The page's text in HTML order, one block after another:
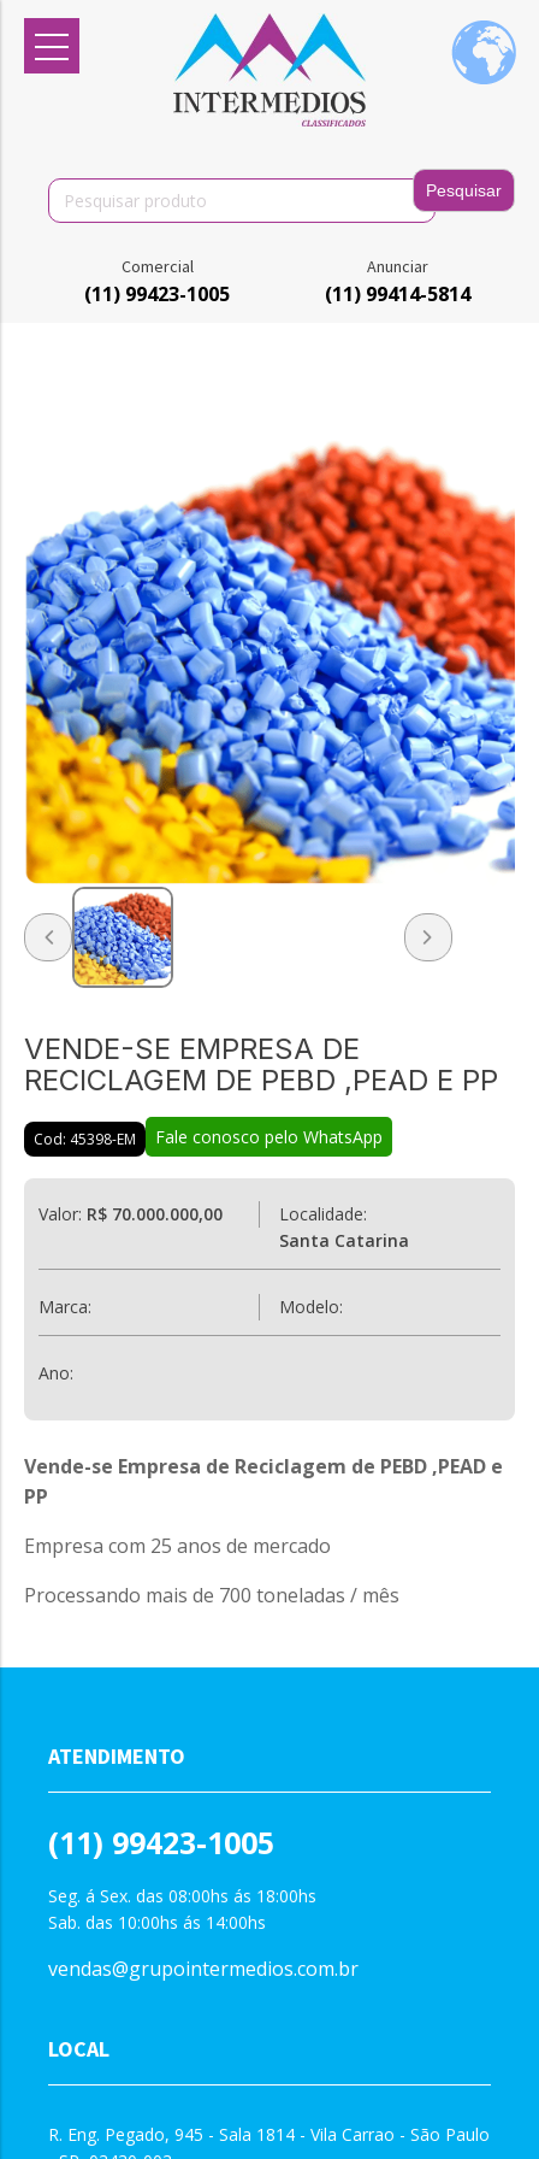
Search
for:
Comercial
(11) 99423-1005
Anunciar
(11) 99414-5814
VENDE-SE EMPRESA DE
RECICLAGEM DE PEBD ,PEAD E PP
Cod: 45398-EM Fale conosco pelo WhatsApp
Valor: R$ 70.000.000,00
Localidade:
Santa Catarina
Marca: Modelo:
Ano:
Vende-se Empresa de Reciclagem de PEBD ,PEAD e
PP
Empresa com 25 anos de mercado
Processando mais de 700 toneladas / mês
ATENDIMENTO
(11) 99423-1005
Seg. á Sex. das 08:00hs ás 18:00hs
Sab. das 10:00hs ás 14:00hs
vendas@grupointermedios.com.br
LOCAL
R. Eng. Pegado, 945 - Sala 1814 - Vila Carrao - São Paulo